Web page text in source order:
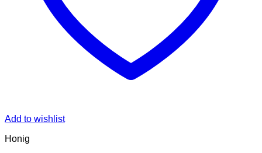
Add to wishlist
Honig